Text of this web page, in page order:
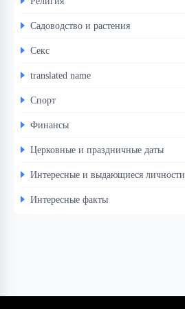
Садоводство и растения
Секс
translated name
Спорт
Финансы
Церковные и праздничные даты
Интересные и выдающиеся личности
Интересные факты